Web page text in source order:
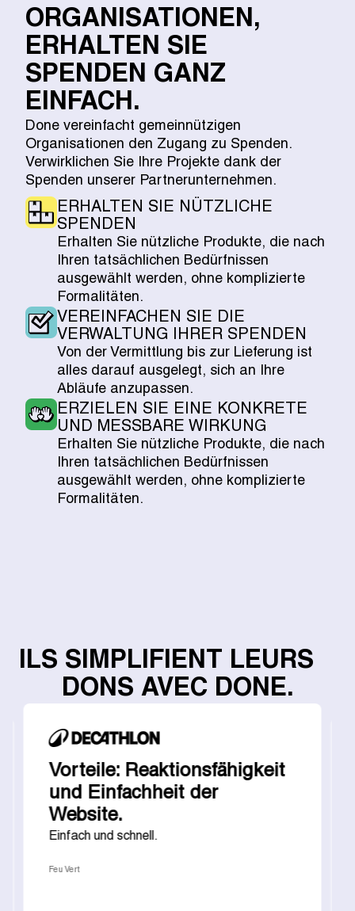
ORGANISATIONEN,
ERHALTEN SIE
SPENDEN GANZ
EINFACH.
Done vereinfacht gemeinnützigen
Organisationen den Zugang zu Spenden.
Verwirklichen Sie Ihre Projekte dank der
Spenden unserer Partnerunternehmen.
ERHALTEN SIE NÜTZLICHE
SPENDEN
Erhalten Sie nützliche Produkte, die nach
Ihren tatsächlichen Bedürfnissen
ausgewählt werden, ohne komplizierte
Formalitäten.
VEREINFACHEN SIE DIE
VERWALTUNG IHRER SPENDEN
Von der Vermittlung bis zur Lieferung ist
alles darauf ausgelegt, sich an Ihre
Abläufe anzupassen.
ERZIELEN SIE EINE KONKRETE
UND MESSBARE WIRKUNG
Erhalten Sie nützliche Produkte, die nach
Ihren tatsächlichen Bedürfnissen
ausgewählt werden, ohne komplizierte
Formalitäten.
ILS SIMPLIFIENT LEURS
DONS AVEC DONE.
Vorteile: Reaktionsfähigkeit
und Einfachheit der
Website.
Einfach und schnell.
Feu Vert